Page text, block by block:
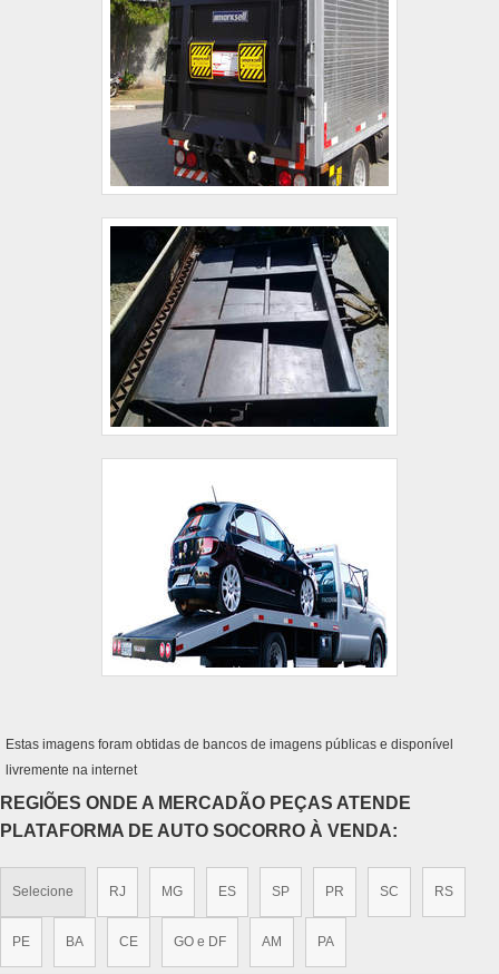
Estas imagens foram obtidas de bancos de imagens públicas e disponível
livremente na internet
REGIÕES ONDE A MERCADÃO PEÇAS ATENDE
PLATAFORMA DE AUTO SOCORRO À VENDA:
Selecione RJ MG ES SP PR SC RS
PE BA CE GO e DF AM PA